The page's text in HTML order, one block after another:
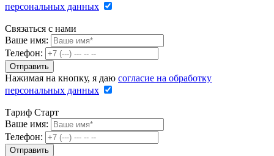
персональных данных
Связаться с нами
Ваше имя:
Телефон:
Нажимая на кнопку, я даю согласие на обработку
персональных данных
Тариф Старт
Ваше имя:
Телефон: